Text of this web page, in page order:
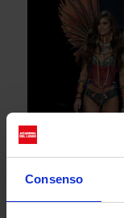
Consenso